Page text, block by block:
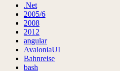
.Net
2005/6
2008
2012
angular
AvaloniaUI
Bahnreise
bash